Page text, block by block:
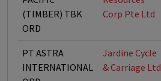
(TIMBER) TBK
ORD
Corp Pte Ltd
PT ASTRA
INTERNATIONAL
Jardine Cycle
& Carriage Ltd